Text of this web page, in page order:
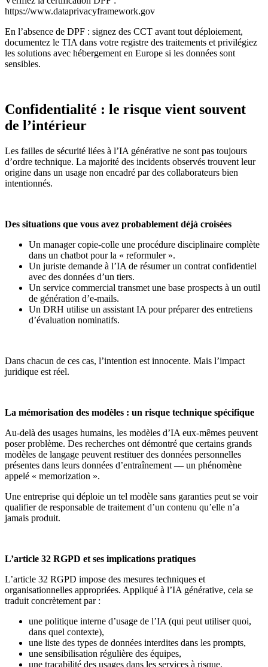
https://www.dataprivacyframework.gov
En l’absence de DPF : signez des CCT avant tout déploiement,
documentez le TIA dans votre registre des traitements et privilégiez
les solutions avec hébergement en Europe si les données sont
sensibles.
Confidentialité : le risque vient souvent
de l’intérieur
Les failles de sécurité liées à l’IA générative ne sont pas toujours
d’ordre technique. La majorité des incidents observés trouvent leur
origine dans un usage non encadré par des collaborateurs bien
intentionnés.
Des situations que vous avez probablement déjà croisées
Un manager copie-colle une procédure disciplinaire complète
dans un chatbot pour la « reformuler ».
Un juriste demande à l’IA de résumer un contrat confidentiel
avec des données d’un tiers.
Un service commercial transmet une base prospects à un outil
de génération d’e-mails.
Un DRH utilise un assistant IA pour préparer des entretiens
d’évaluation nominatifs.
Dans chacun de ces cas, l’intention est innocente. Mais l’impact
juridique est réel.
La mémorisation des modèles : un risque technique spécifique
Au-delà des usages humains, les modèles d’IA eux-mêmes peuvent
poser problème. Des recherches ont démontré que certains grands
modèles de langage peuvent restituer des données personnelles
présentes dans leurs données d’entraînement — un phénomène
appelé « memorization ».
Une entreprise qui déploie un tel modèle sans garanties peut se voir
qualifier de responsable de traitement d’un contenu qu’elle n’a
jamais produit.
L’article 32 RGPD et ses implications pratiques
L’article 32 RGPD impose des mesures techniques et
organisationnelles appropriées. Appliqué à l’IA générative, cela se
traduit concrètement par :
une politique interne d’usage de l’IA (qui peut utiliser quoi,
dans quel contexte),
une liste des types de données interdites dans les prompts,
une sensibilisation régulière des équipes,
une traçabilité des usages dans les services à risque.